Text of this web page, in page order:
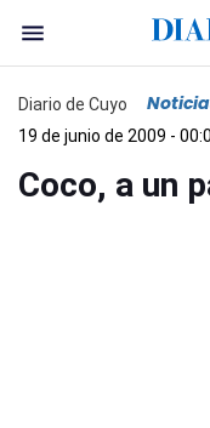
Diario de Cuyo
19 de junio de 2009 -
Coco, a un